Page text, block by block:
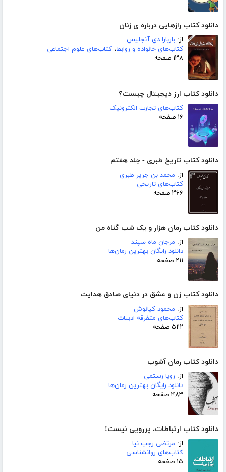
دانلود کتاب رازهایی درباره ی زنان
از: باربارا دی آنجلیس
کتاب‌های خانواده و روابط، کتاب‌های علوم اجتماعی
۱۳۸ صفحه
دانلود کتاب ارز دیجیتال چیست؟
کتاب‌های تجارت الکترونیک
۱۶ صفحه
دانلود کتاب تاریخ طبری - جلد هفتم
از: محمد بن جریر طبری
کتاب‌های تاریخی
۳۶۶ صفحه
دانلود کتاب رمان هزار و یک شب گناه من
از: مرجان ماه سپند
دانلود رایگان بهترین رمان‌ها
۲۱۱ صفحه
دانلود کتاب زن و عشق در دنیای صادق هدایت
از: محمود کیانوش
کتاب‌های متفرقه ادبیات
۵۲۲ صفحه
دانلود کتاب رمان آشوب
از: رویا رستمی
دانلود رایگان بهترین رمان‌ها
۴۸۳ صفحه
دانلود کتاب ارتباطات، پررویی نیست!
از: مرتضی رجب نیا
کتاب‌های روانشناسی
۱۵ صفحه